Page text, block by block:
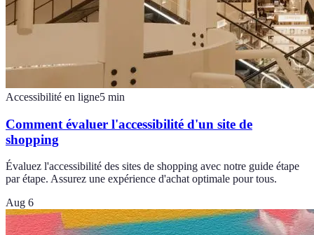
Accessibilité en ligne5 min
Comment évaluer l'accessibilité d'un site de
shopping
Évaluez l'accessibilité des sites de shopping avec notre guide étape
par étape. Assurez une expérience d'achat optimale pour tous.
Aug 6